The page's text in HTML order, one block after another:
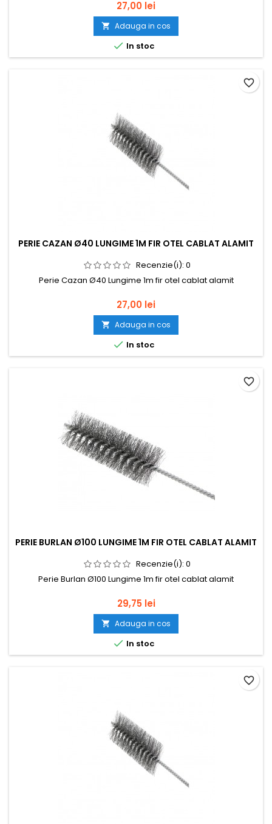
Pret
27,00 lei
 Adauga in cos
 In stoc
PERIE CAZAN Ø40 LUNGIME 1M FIR OTEL CABLAT ALAMIT
Recenzie(i): 0
Perie Cazan Ø40 Lungime 1m fir otel cablat alamit
Pret
27,00 lei
 Adauga in cos
 In stoc
favorite_border
PERIE BURLAN Ø100 LUNGIME 1M FIR OTEL CABLAT ALAMIT
Recenzie(i): 0
Perie Burlan Ø100 Lungime 1m fir otel cablat alamit
Pret
29,75 lei
 Adauga in cos
 In stoc
favorite_border
favorite_border